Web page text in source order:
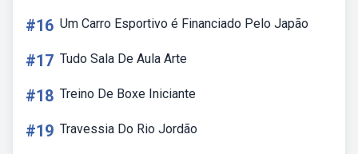
#16 Um Carro Esportivo é Financiado Pelo Japão
#17 Tudo Sala De Aula Arte
#18 Treino De Boxe Iniciante
#19 Travessia Do Rio Jordão